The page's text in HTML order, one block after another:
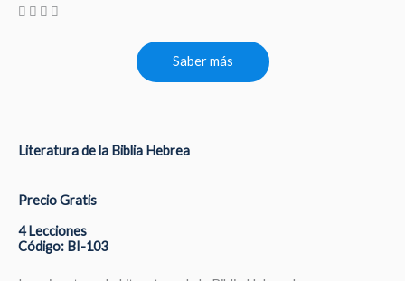
Saber más
Literatura de la Biblia Hebrea
Precio Gratis
4 Lecciones
Código: BI-103